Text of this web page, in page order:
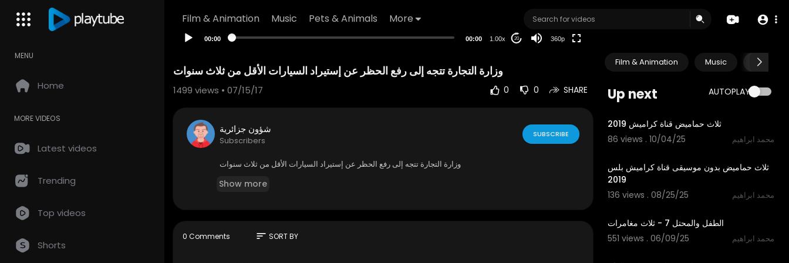
Film & Animation Music Pets & Animals More
MENU
Home
MORE VIDEOS
Latest videos
Trending
Top videos
Shorts
00:00 00:00 1.00x 20 360p
Film & Animation Music Pets &
Up next AUTOPLAY
ثلاث حماميض قناة كراميش 2019
86 views . 10/04/25
محمد ابراهيم
ثلاث حماميض بدون موسيقى قناة كراميش بلس
2019
136 views . 08/25/25
محمد ابراهيم
الطفل والمحتل 7 - ثلاث مغامرات
551 views . 06/09/25
محمد ابراهيم
وزارة التجارة تتجه إلى رفع الحظر عن إستيراد السيارات الأقل من ثلاث سنوات
1499 views • 07/15/17 0 0 SHARE
شؤون جزائرية
Subscribers
SUBSCRIBE
وزارة التجارة تتجه إلى رفع الحظر عن إستيراد السيارات الأقل من ثلاث سنوات
Show more
0 Comments sort SORT BY